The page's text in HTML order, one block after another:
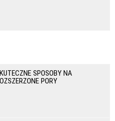
SPOSOBY NA
PORY